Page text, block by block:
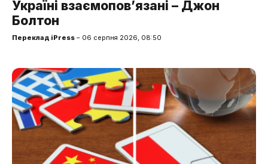
Україні взаємопов’язані – Джон
Болтон
Переклад iPress – 06 серпня 2026, 08:50